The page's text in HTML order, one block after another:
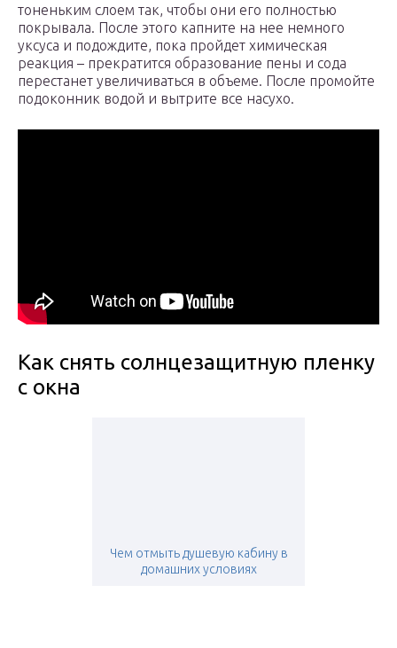
тоненьким слоем так, чтобы они его полностью
покрывала. После этого капните на нее немного
уксуса и подождите, пока пройдет химическая
реакция – прекратится образование пены и сода
перестанет увеличиваться в объеме. После промойте
подоконник водой и вытрите все насухо.
Как снять солнцезащитную пленку
с окна
Чем отмыть душевую кабину в
домашних условиях